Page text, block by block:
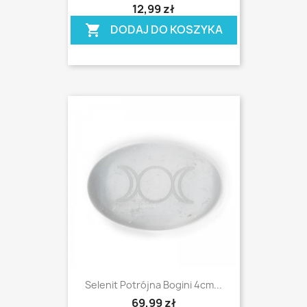
12,99 zł
shopping_cart DODAJ DO KOSZYKA
Selenit Potrójna Bogini 4cm...
69,99 zł